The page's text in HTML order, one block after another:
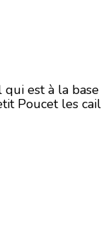
est à la
Poucet les